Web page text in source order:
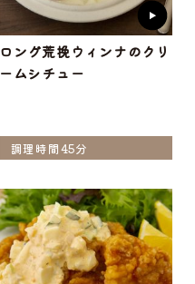
ロング荒挽ウィンナのクリ
ームシチュー
調理時間45分